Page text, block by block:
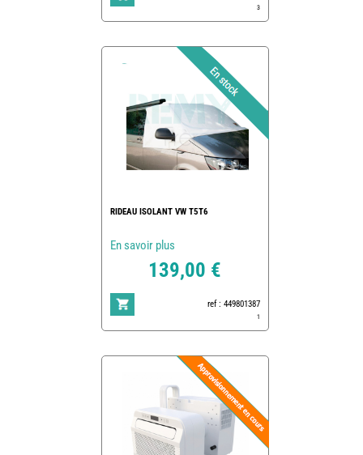
3
RIDEAU ISOLANT VW T5T6
En savoir plus
139,00 €
ref : 449801387
1